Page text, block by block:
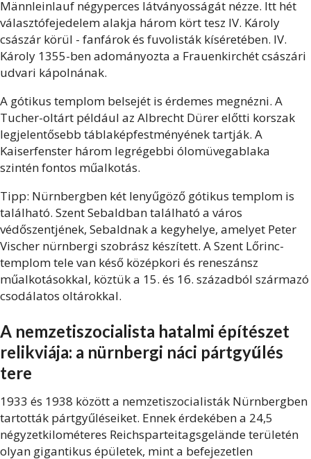
Männleinlauf négyperces látványosságát nézze. Itt hét
választófejedelem alakja három kört tesz IV. Károly
császár körül - fanfárok és fuvolisták kíséretében. IV.
Károly 1355-ben adományozta a Frauenkirchét császári
udvari kápolnának.
A gótikus templom belsejét is érdemes megnézni. A
Tucher-oltárt például az Albrecht Dürer előtti korszak
legjelentősebb táblaképfestményének tartják. A
Kaiserfenster három legrégebbi ólomüvegablaka
szintén fontos műalkotás.
Tipp: Nürnbergben két lenyűgöző gótikus templom is
található. Szent Sebaldban található a város
védőszentjének, Sebaldnak a kegyhelye, amelyet Peter
Vischer nürnbergi szobrász készített. A Szent Lőrinc-
templom tele van késő középkori és reneszánsz
műalkotásokkal, köztük a 15. és 16. századból származó
csodálatos oltárokkal.
A nemzetiszocialista hatalmi építészet
relikviája: a nürnbergi náci pártgyűlés
tere
1933 és 1938 között a nemzetiszocialisták Nürnbergben
tartották pártgyűléseiket. Ennek érdekében a 24,5
négyzetkilométeres Reichsparteitagsgelände területén
olyan gigantikus épületek, mint a befejezetlen